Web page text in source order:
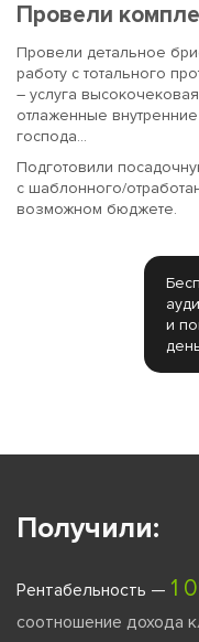
Провели
Провели детальное
работу с тотального
– услуга
отлаженные
господа…
Подготовили
с шаблонного/
возможном бюджете.
и
Получили:
Рентабельность — 1
соотношение дохода